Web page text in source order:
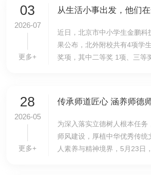
03
2026-07
更多+
近日，北京市中小学生金鹏科
果公布，北外附校共有4项学
奖项，其中二等奖 1项、三等
28
2026-05
更多+
为深入落实立德树人根本任务
师风建设，厚植中华优秀传统
人素养与精神境界，5月23日